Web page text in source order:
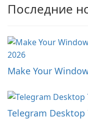
Последние
Make Your
Telegram Desktop